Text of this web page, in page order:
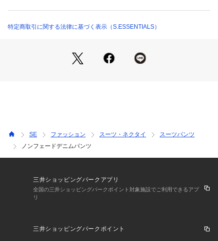
【素材】
また製品洗いをかけているため、上品なウォッシュ感とストレ
ッチがより一層穿き心地を向上しています。
特定商取引に関する法律に基づく表示（S.ESSENTIALS）
SE ファッション スーツ・ネクタイ
スーツパンツ
ノンフェードデニムパンツ
三井ショッピングパークアプリ
全国の三井ショッピングパークポイント対象施設でご利用できるアプ
リ
三井ショッピングパークポイント